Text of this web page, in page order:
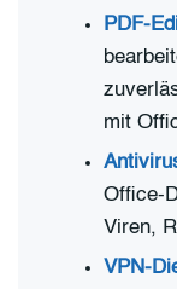
PDF-
mit
Office-
Viren,
VPN-